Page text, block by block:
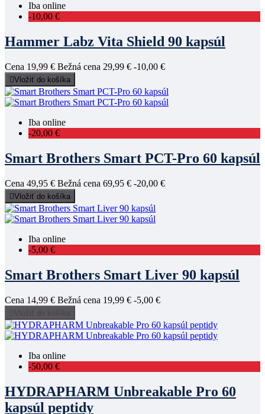
Iba online
-10,00 €
Hammer Labz Vita Shield 90 kapsúl
Cena 19,99 € Bežná cena 29,99 € -10,00 €
Vložiť do košíka
Iba online
-20,00 €
Smart Brothers Smart PCT-Pro 60 kapsúl
Cena 49,95 € Bežná cena 69,95 € -20,00 €
Vložiť do košíka
Iba online
-5,00 €
Smart Brothers Smart Liver 90 kapsúl
Cena 14,99 € Bežná cena 19,99 € -5,00 €
Vložiť do košíka
Iba online
-50,00 €
HYDRAPHARM Unbreakable Pro 60
kapsúl peptidy